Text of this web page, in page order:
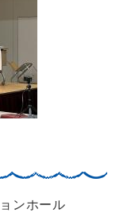
ンホール